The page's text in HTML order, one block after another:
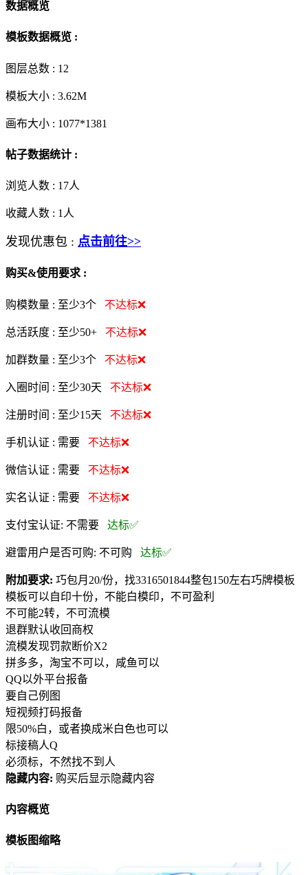
数据概览
模板数据概览 :
图层总数 : 12
模板大小 : 3.62M
画布大小 : 1077*1381
帖子数据统计 :
浏览人数 : 17人
收藏人数 : 1 人
发现优惠包 : 点击前往>>
购买&使用要求 :
购模数量 : 至少3个 不达标❌
总活跃度 : 至少50+ 不达标❌
加群数量 : 至少3个 不达标❌
入圈时间 : 至少30天 不达标❌
注册时间 : 至少15天 不达标❌
手机认证 : 需要 不达标❌
微信认证 : 需要 不达标❌
实名认证 : 需要 不达标❌
支付宝认证: 不需要 达标✅
避雷用户是否可购: 不可购 达标✅
附加要求: 巧包月20/份，找3316501844整包150左右巧牌模板
模板可以自印十份，不能白模印，不可盈利
不可能2转，不可流模
退群默认收回商权
流模发现罚款断价X2
拼多多，淘宝不可以，咸鱼可以
QQ以外平台报备
要自己例图
短视频打码报备
限50%白，或者换成米白色也可以
标接稿人Q
必须标，不然找不到人
隐藏内容: 购买后显示隐藏内容
内容概览
模板图缩略